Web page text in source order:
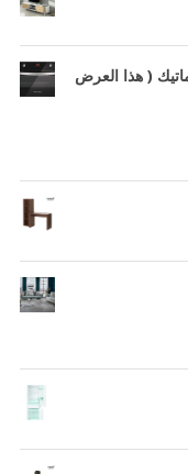
( هذا العرض